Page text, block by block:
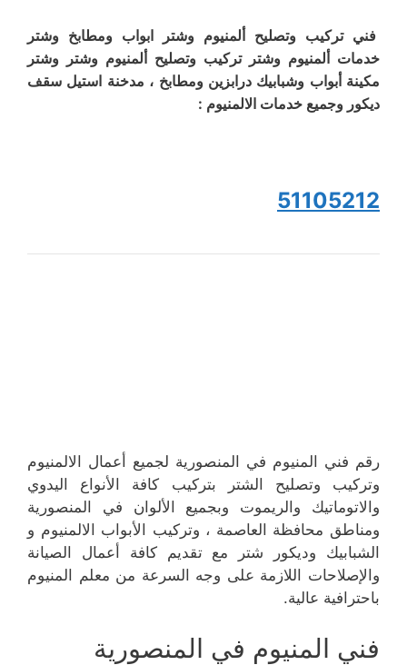
فني تركيب وتصليح ألمنيوم وشتر ابواب ومطابخ وشتر
خدمات ألمنيوم وشتر تركيب وتصليح ألمنيوم وشتر وشتر
مكينة أبواب وشبابيك درابزين ومطابخ ، مدخنة استيل سقف
ديكور وجميع خدمات الالمنيوم :
51105212
رقم فني المنيوم في المنصورية لجميع أعمال الالمنيوم
وتركيب وتصليح الشتر بتركيب كافة الأنواع اليدوي
والاتوماتيك والريموت وبجميع الألوان في المنصورية
ومناطق محافظة العاصمة ، وتركيب الأبواب الالمنيوم و
الشبابيك وديكور شتر مع تقديم كافة أعمال الصيانة
والإصلاحات اللازمة على وجه السرعة من معلم المنيوم
باحترافية عالية.
فني المنيوم في المنصورية